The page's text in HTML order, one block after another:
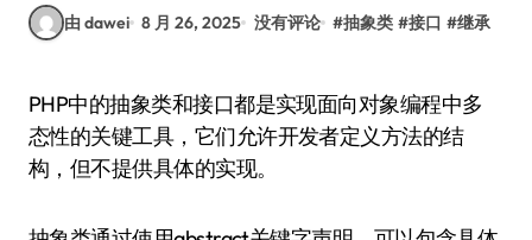
由 dawei 8 月 26, 2025 没有评论 #抽象类 #接口 #继承
PHP中的抽象类和接口都是实现面向对象编程中多
态性的关键工具，它们允许开发者定义方法的结
构，但不提供具体的实现。